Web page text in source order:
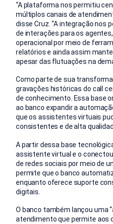
“A plataforma nos permitiu
múltiplos canais de
disse Cruz. “A integração nos
de interações para os
operacional por meio de
relatórios e ainda assim
apesar das flutuações na
Como parte de sua
gravações históricas do call
de conhecimento. Essa base
ao banco expandir a
que os assistentes virtuais
consistentes e de alta
A partir dessa base
assistente virtual e o
de redes sociais por meio de
permite que o banco
enquanto oferece suporte
digitais.
O banco também lançou uma
atendimento que permite aos